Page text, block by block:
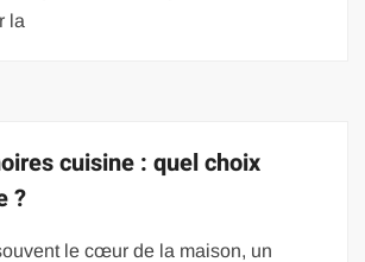
la
cuisine : quel choix
?
le cœur de la maison, un